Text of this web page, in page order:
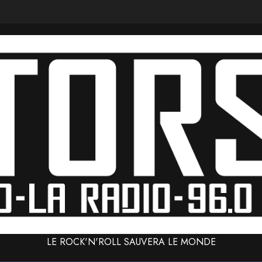
LE ROCK'N'ROLL SAUVERA LE MONDE